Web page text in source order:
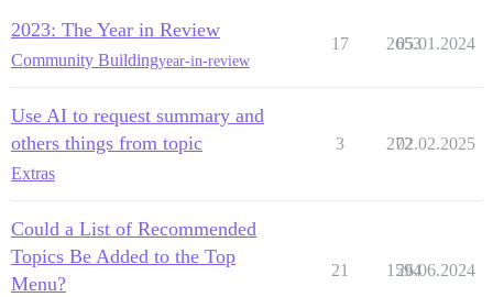
2023: The Year in Review
Community Buildingyear-in-review
17 2653
05.01.2024
Use AI to request summary and
others things from topic
Extras
3 272
02.02.2025
Could a List of Recommended
Topics Be Added to the Top
Menu?
21 1594
26.06.2024